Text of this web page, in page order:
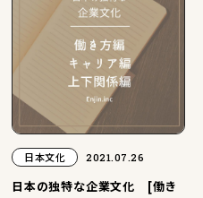
日本文化 2021.07.26
日本の独特な企業文化 [働き